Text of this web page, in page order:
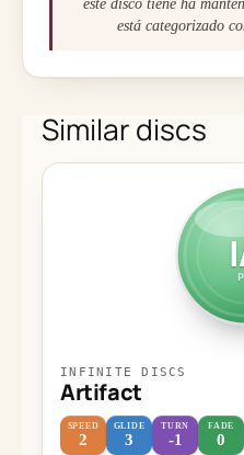
este disco tiene ha
está categorizado
Similar discs
INFINITE DISCS
Artifact
SPEED
2
GLIDE
3
TURN
-1
FADE
0